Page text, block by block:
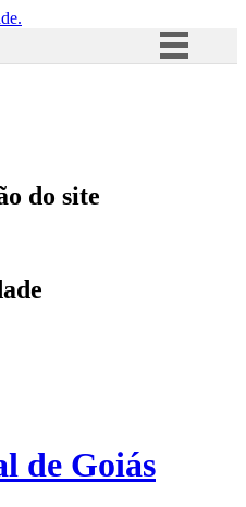
Acesso à informação
do site
de Goiás